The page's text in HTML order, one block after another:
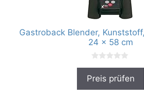
Gastroback Blender,
24 x 58 cm
0
o
Preis prüfen